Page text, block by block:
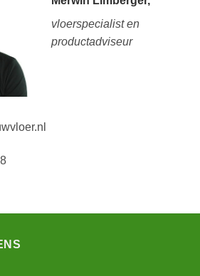
vloerspecialist en
productadviseur